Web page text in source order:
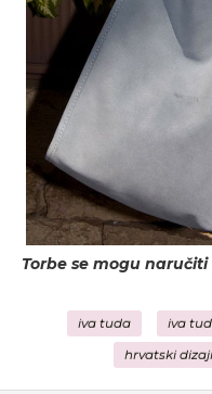
Torbe se mogu naručiti
iva tuda iva
hrvatski